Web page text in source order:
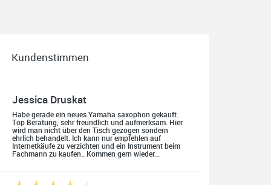
Kundenstimmen
Jessica Druskat
Habe gerade ein neues Yamaha saxophon gekauft.
Top Beratung, sehr freundlich und aufmerksam. Hier
wird man nicht über den Tisch gezogen sondern
ehrlich behandelt. Ich kann nur empfehlen auf
Internetkäufe zu verzichten und ein Instrument beim
Fachmann zu kaufen.. Kommen gern wieder...